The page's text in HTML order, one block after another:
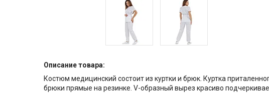
Описание товара:
Костюм медицинский состоит из куртки и брюк. Куртка
брюки прямые на резинке. V-образный вырез красиво